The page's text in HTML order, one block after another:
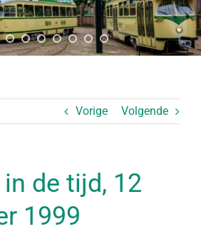
Vorige Volgende
de tijd, 12
1999